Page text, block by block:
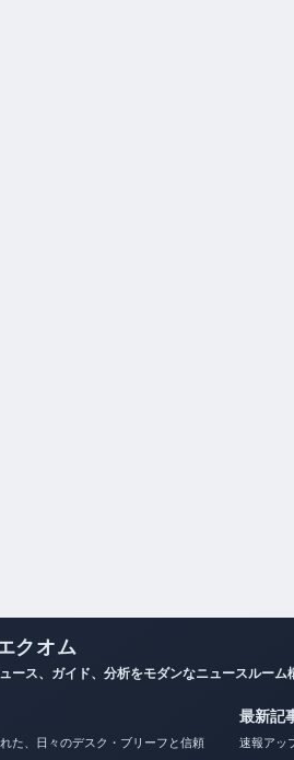
クオム
ース、ガイド、分析をモダンなニュースルーム
た、日々のデスク・ブリーフと信頼
最新記事
速報ア